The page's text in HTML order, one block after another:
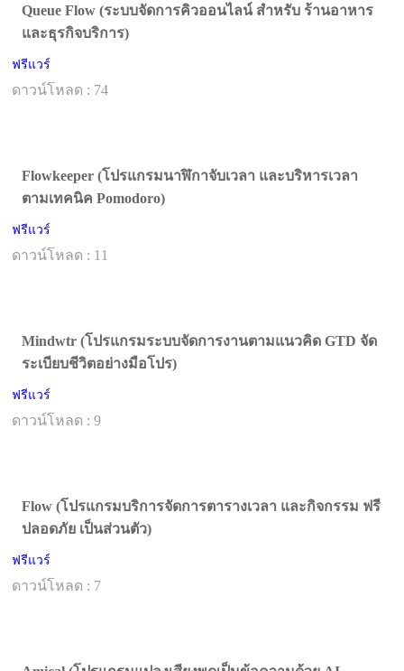
Queue Flow (ระบบจัดการคิวออนไลน์ สำหรับ ร้านอาหาร
และธุรกิจบริการ)
ฟรีแวร์
ดาวน์โหลด : 74
Flowkeeper (โปรแกรมนาฬิกาจับเวลา และบริหารเวลา
ตามเทคนิค Pomodoro)
ฟรีแวร์
ดาวน์โหลด : 11
Mindwtr (โปรแกรมระบบจัดการงานตามแนวคิด GTD จัด
ระเบียบชีวิตอย่างมือโปร)
ฟรีแวร์
ดาวน์โหลด : 9
Flow (โปรแกรมบริการจัดการตารางเวลา และกิจกรรม ฟรี
ปลอดภัย เป็นส่วนตัว)
ฟรีแวร์
ดาวน์โหลด : 7